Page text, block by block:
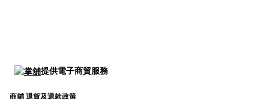
提供電子商貿服務
商舖 退貨及退款政策